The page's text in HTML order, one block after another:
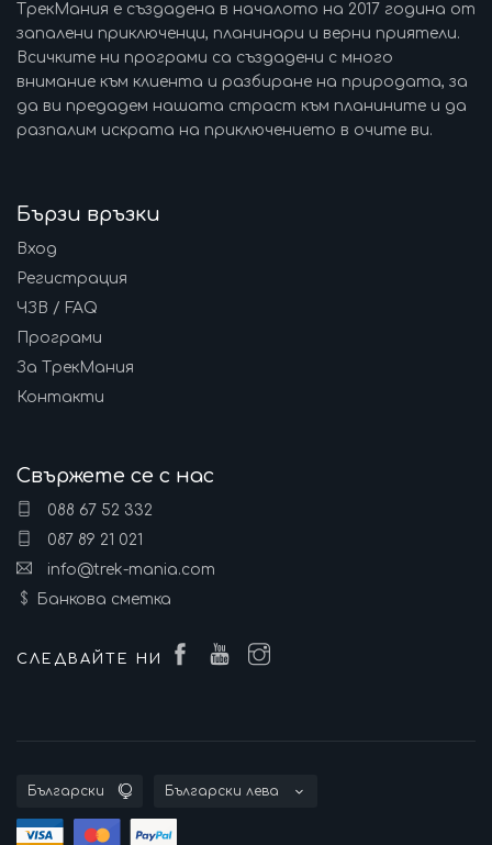
ТрекМания е създадена в началото на 2017 година от
запалени приключенци, планинари и верни приятели.
Всичките ни програми са създадени с много
внимание към клиента и разбиране на природата, за
да ви предадем нашата страст към планините и да
разпалим искрата на приключението в очите ви.
Бързи връзки
Вход
Регистрация
ЧЗВ / FAQ
Програми
За ТрекМания
Контакти
Свържете се с нас
088 67 52 332
087 89 21 021
info@trek-mania.com
Банкова сметка
СЛЕДВАЙТЕ НИ